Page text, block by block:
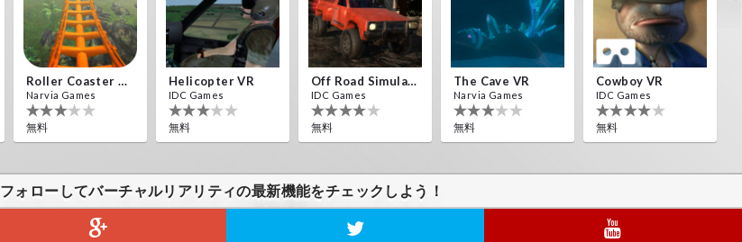
Roller Coaster VR
Narvia Games
無料
Helicopter VR
IDC Games
無料
Off Road Simulator VR
IDC Games
無料
The Cave VR
Narvia Games
無料
Cowboy VR
IDC Games
無料
フォローしてバーチャルリアリティの最新機能をチェックしよう！